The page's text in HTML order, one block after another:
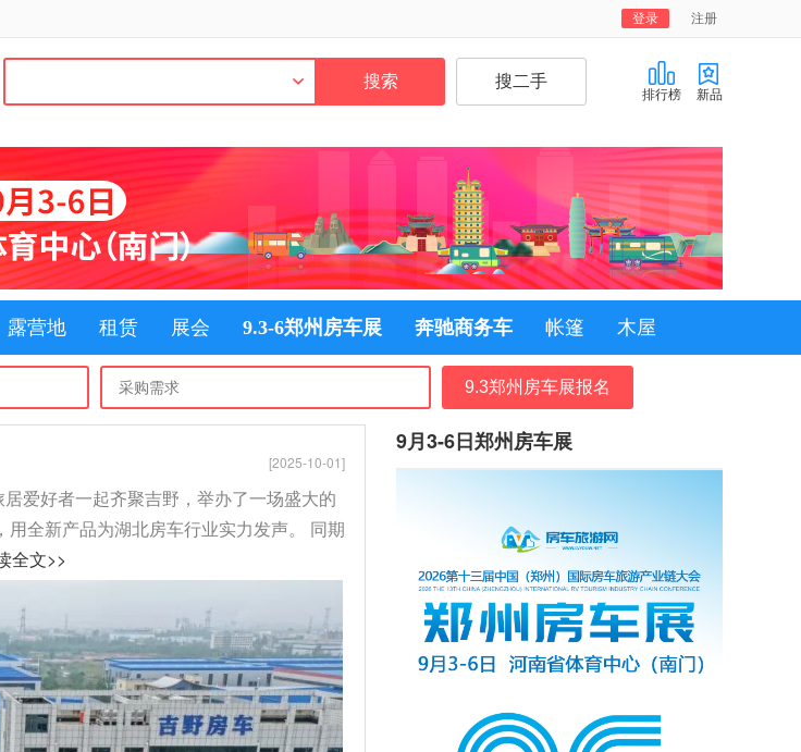
注册
登录
排行榜 新品
露营地 租赁 展会 9.3-6郑州房车展 奔驰商务车 帐篷 木屋
9.3郑州房车展报名
[2025-10-01]
爱好者一起齐聚吉野，举办了一场盛大的
用全新产品为湖北房车行业实力发声。 同期
全文>>
9月3-6日郑州房车展